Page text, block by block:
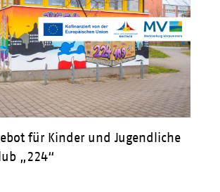
für Kinder und Jugendliche
„224“